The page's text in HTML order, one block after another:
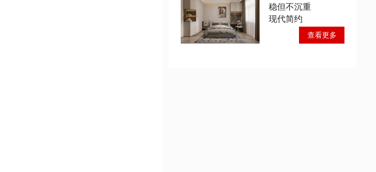
稳但不沉重
现代简约
查看更多